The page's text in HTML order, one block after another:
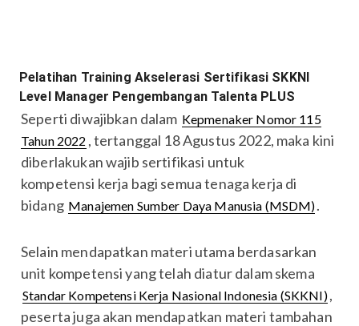
Pelatihan Training Akselerasi Sertifikasi SKKNI
Level Manager Pengembangan Talenta PLUS
Seperti diwajibkan dalam Kepmenaker Nomor 115
Tahun 2022 , tertanggal 18 Agustus 2022, maka kini
diberlakukan wajib sertifikasi untuk
kompetensi kerja bagi semua tenaga kerja di
bidang Manajemen Sumber Daya Manusia (MSDM).
Selain mendapatkan materi utama berdasarkan
unit kompetensi yang telah diatur dalam skema
Standar Kompetensi Kerja Nasional Indonesia (SKKNI),
peserta juga akan mendapatkan materi tambahan